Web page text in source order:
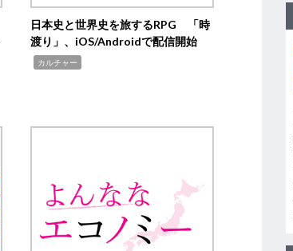
日本史と世界史を旅するRPG 「時
渡り」、iOS/Androidで配信開始
カルチャー